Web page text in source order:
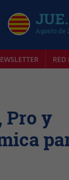
Agosto de
RED
Pro y